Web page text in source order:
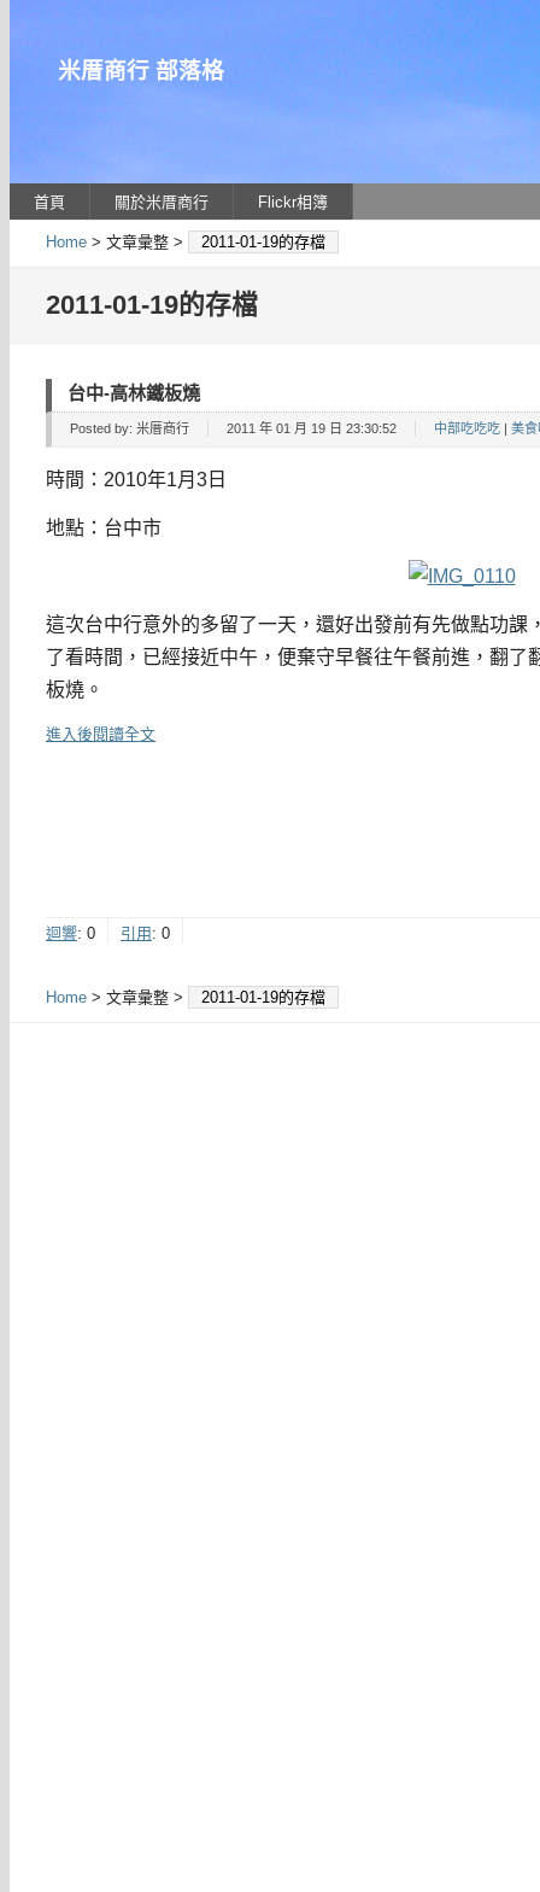
米厝商行 部落格
首頁 關於米厝商行 Flickr相簿
Home > 文章彙整 > 2011-01-19的存檔
2011-01-19的存檔
台中-高林鐵板燒
Posted by: 米厝商行 2011 年 01 月 19 日 23:30:52 中部吃吃吃 美食
時間：2010年1月3日
地點：台中市
這次台中行意外的多留了一天，還好出發前有先做點功課
了看時間，已經接近中午，便棄守早餐往午餐前進，翻
板燒。
進入後閱讀全文
迴響: 0 引用: 0
Home > 文章彙整 > 2011-01-19的存檔